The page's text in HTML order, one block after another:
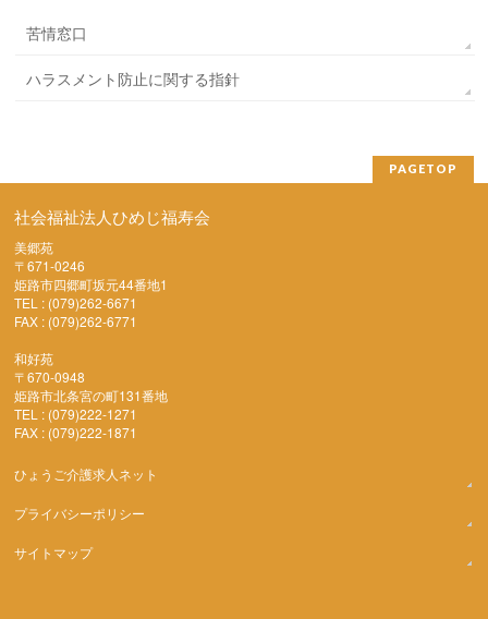
苦情窓口
ハラスメント防止に関する指針
PAGETOP
社会福祉法人ひめじ福寿会
美郷苑
〒671-0246
姫路市四郷町坂元44番地1
TEL : (079)262-6671
FAX : (079)262-6771
和好苑
〒670-0948
姫路市北条宮の町131番地
TEL : (079)222-1271
FAX : (079)222-1871
ひょうご介護求人ネット
プライバシーポリシー
サイトマップ